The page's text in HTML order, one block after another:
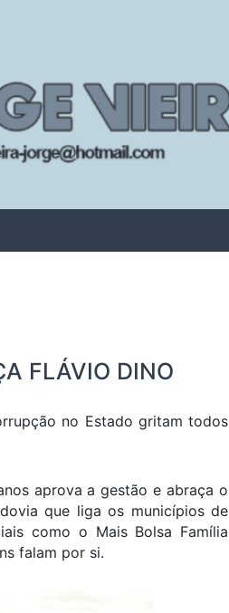
FLÁVIO DINO
no Estado gritam todos
aprova a gestão e abraça o
que liga os municípios de
como o Mais Bolsa Família
falam por si.